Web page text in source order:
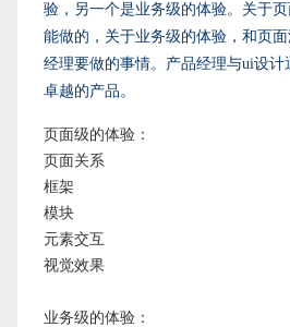
验，另一个是业务级的体验。关于
能做的，关于业务级的体验，和页
经理要做的事情。产品经理与ui设计
卓越的产品。
页面级的体验：
页面关系
框架
模块
元素交互
视觉效果
业务级的体验：